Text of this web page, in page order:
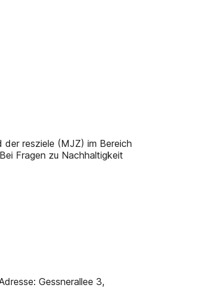
der resziele (MJZ) im Bereich
Fragen zu Nachhaltigkeit
Gessnerallee 3,